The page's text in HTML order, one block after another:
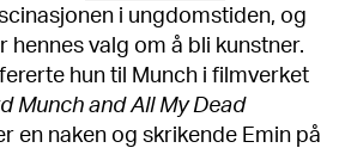
i ungdomstiden, og
hennes valg om å bli kunstner.
hun til Munch i filmverket
Munch and All My Dead
en naken og skrikende Emin på